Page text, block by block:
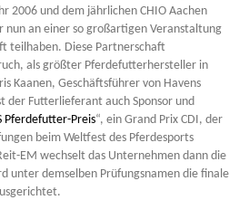
2006 und dem jährlichen CHIO Aachen
nun an einer so großartigen Veranstaltung
teilhaben. Diese Partnerschaft
als größter Pferdefutterhersteller in
Kaanen, Geschäftsführer von Havens
Futterlieferant auch Sponsor und
Pferdefutter-Preis“, ein Grand Prix CDI, der
beim Weltfest des Pferdesports
EM wechselt das Unternehmen dann die
unter demselben Prüfungsnamen die finale